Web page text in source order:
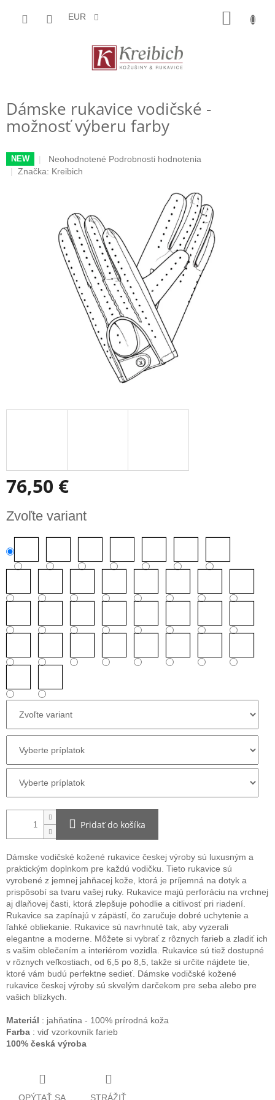
EUR
Dámske rukavice vodičské -
možnosť výberu farby
NEW
Priemerné
hodnotenie
hviezdičiek.
Neohodnotené Podrobnosti hodnotenia
Značka: Kreibich
76,50 €
cena:
Zvoľte variant
Pridať do košíka
Dámske vodičské kožené rukavice českej výroby sú luxusným a
praktickým doplnkom pre každú vodičku. Tieto rukavice sú
vyrobené z jemnej jahňacej kože, ktorá je príjemná na dotyk a
prispôsobí sa tvaru vašej ruky. Rukavice majú perforáciu na vrchnej
aj dlaňovej časti, ktorá zlepšuje pohodlie a citlivosť pri riadení.
Rukavice sa zapínajú v zápästí, čo zaručuje dobré uchytenie a
ľahké obliekanie. Rukavice sú navrhnuté tak, aby vyzerali
elegantne a moderne. Môžete si vybrať z rôznych farieb a zladiť ich
s vašim oblečením a interiérom vozidla. Rukavice sú tiež dostupné
v rôznych veľkostiach, od 6,5 po 8,5, takže si určite nájdete tie,
ktoré vám budú perfektne sedieť. Dámske vodičské kožené
rukavice českej výroby sú skvelým darčekom pre seba alebo pre
vašich blízkych.
Materiál : jahňatina - 100% prírodná koža
Farba : viď vzorkovník farieb
100% česká výroba
OPÝTAŤ SA STRÁŽIŤ